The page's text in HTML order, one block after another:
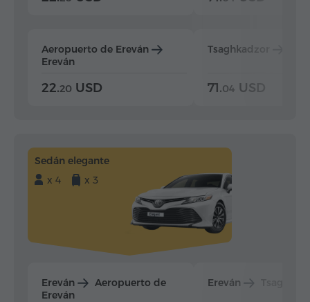
Aeropuerto de Ereván
Ereván
22.20 USD
Tsaghkadzor
71.04 USD
Sedán elegante
x 4
x 3
Ereván
Aeropuerto de
Ereván
Ereván